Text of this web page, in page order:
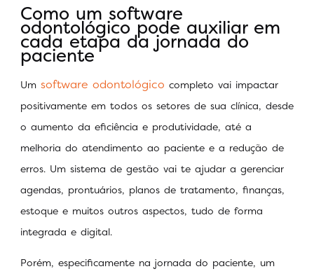
Como um software
odontológico pode auxiliar em
cada etapa da jornada do
paciente
Um software odontológico completo vai impactar
positivamente em todos os setores de sua clínica, desde
o aumento da eficiência e produtividade, até a
melhoria do atendimento ao paciente e a redução de
erros. Um sistema de gestão vai te ajudar a gerenciar
agendas, prontuários, planos de tratamento, finanças,
estoque e muitos outros aspectos, tudo de forma
integrada e digital.
Porém, especificamente na jornada do paciente, um